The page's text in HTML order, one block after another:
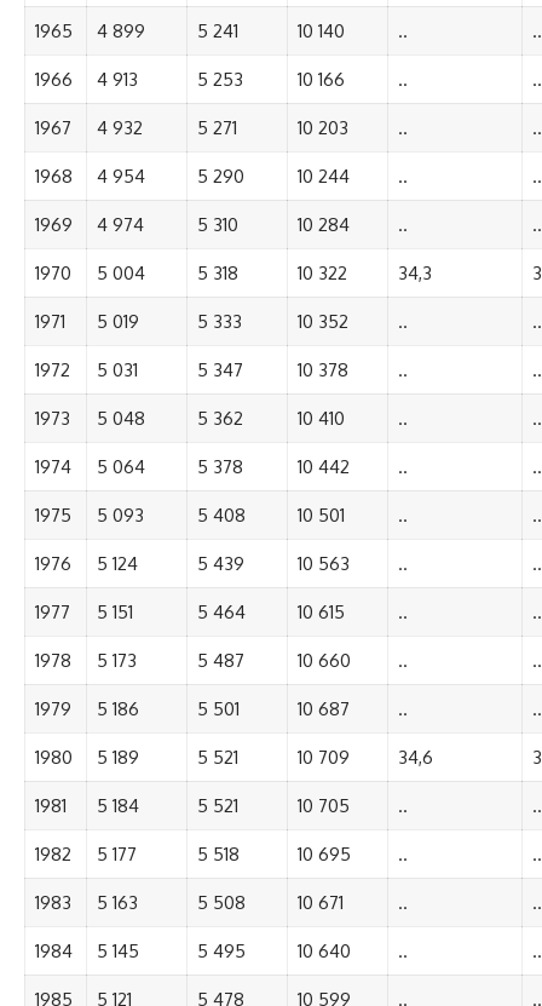
1965 4 899 5 241 10 140 .. ..
1966 4 913 5 253 10 166 .. ..
1967 4 932 5 271 10 203 .. ..
1968 4 954 5 290 10 244 .. ..
1969 4 974 5 310 10 284 .. ..
1970 5 004 5 318 10 322 34,3
1971 5 019 5 333 10 352 .. ..
1972 5 031 5 347 10 378 .. ..
1973 5 048 5 362 10 410 .. ..
1974 5 064 5 378 10 442 .. ..
1975 5 093 5 408 10 501 .. ..
1976 5 124 5 439 10 563 .. ..
1977 5 151 5 464 10 615 .. ..
1978 5 173 5 487 10 660 .. ..
1979 5 186 5 501 10 687 .. ..
1980 5 189 5 521 10 709 34,6
1981 5 184 5 521 10 705 .. ..
1982 5 177 5 518 10 695 .. ..
1983 5 163 5 508 10 671 .. ..
1984 5 145 5 495 10 640 .. ..
1985 5 121 5 478 10 599 .. ..